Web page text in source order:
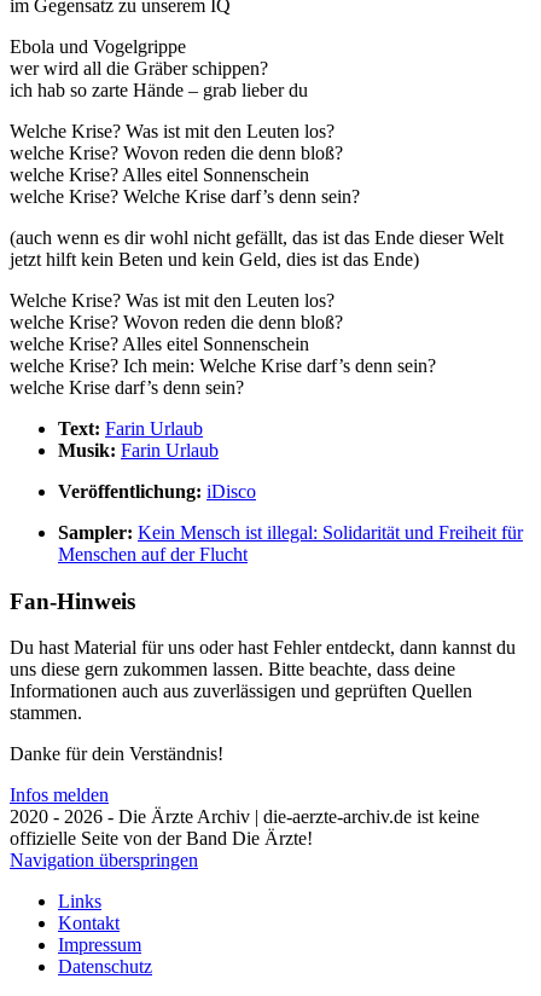
im Gegensatz zu unserem IQ
Ebola und Vogelgrippe
wer wird all die Gräber schippen?
ich hab so zarte Hände – grab lieber du
Welche Krise? Was ist mit den Leuten los?
welche Krise? Wovon reden die denn bloß?
welche Krise? Alles eitel Sonnenschein
welche Krise? Welche Krise darf’s denn sein?
(auch wenn es dir wohl nicht gefällt, das ist das Ende dieser Welt
jetzt hilft kein Beten und kein Geld, dies ist das Ende)
Welche Krise? Was ist mit den Leuten los?
welche Krise? Wovon reden die denn bloß?
welche Krise? Alles eitel Sonnenschein
welche Krise? Ich mein: Welche Krise darf’s denn sein?
welche Krise darf’s denn sein?
Text: Farin Urlaub
Musik: Farin Urlaub
Veröffentlichung: iDisco
Sampler: Kein Mensch ist illegal: Solidarität und Freiheit für
Menschen auf der Flucht
Fan-Hinweis
Du hast Material für uns oder hast Fehler entdeckt, dann kannst du
uns diese gern zukommen lassen. Bitte beachte, dass deine
Informationen auch aus zuverlässigen und geprüften Quellen
stammen.
Danke für dein Verständnis!
Infos melden
2020 - 2026 - Die Ärzte Archiv | die-aerzte-archiv.de ist keine
offizielle Seite von der Band Die Ärzte!
Navigation überspringen
Links
Kontakt
Impressum
Datenschutz